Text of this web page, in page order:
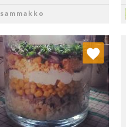
sammakko
Dodaj do ulubionych
Wybierz listę: